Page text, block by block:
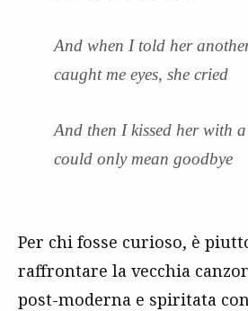
And when I told her
caught me eyes, she cried
And then I kissed her with
could only mean goodbye
Per chi fosse curioso, è
raffrontare la vecchia
post-moderna e spiritata